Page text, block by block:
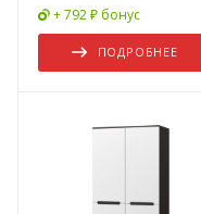
+ 792 ₽ бонус
ПОДРОБНЕЕ